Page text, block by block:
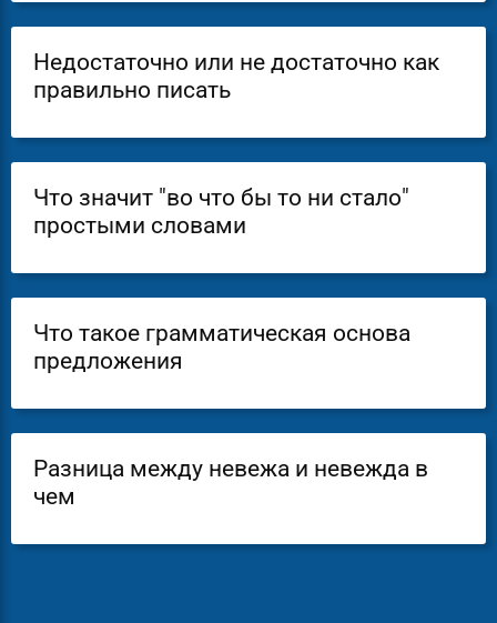
Недостаточно или не достаточно как
правильно писать
Что значит "во что бы то ни стало"
простыми словами
Что такое грамматическая основа
предложения
Разница между невежа и невежда в
чем